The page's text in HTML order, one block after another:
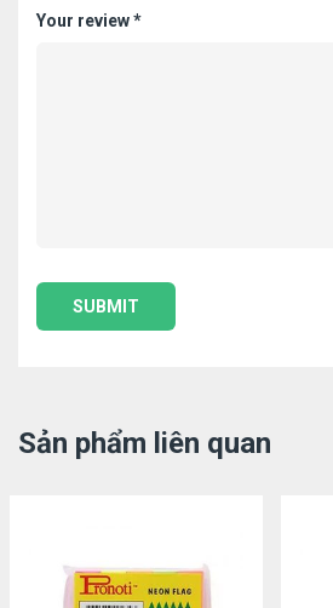
Your review*
Sản phẩm liên quan